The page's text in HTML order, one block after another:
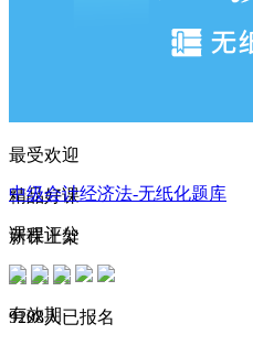
185****5407 刚刚购买了该课程
184****2344 刚刚购买了该课程
177****4738 刚刚购买了该课程
199****6566 刚刚购买了该课程
145****1413 刚刚购买了该课程
174****2880 刚刚购买了该课程
最受欢迎
精品好课
新课上架
9208人已报名
中级会计经济法-无纸化题库
课程评分
有效期